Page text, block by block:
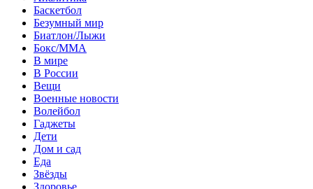
Баскетбол
Безумный мир
Биатлон/Лыжи
Бокс/MMA
В мире
В России
Вещи
Военные новости
Волейбол
Гаджеты
Дети
Дом и сад
Еда
Звёзды
Здоровье